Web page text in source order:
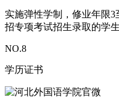
实施弹性学制，修业年限
招专项考试招生录取的学
NO.8
学历证书